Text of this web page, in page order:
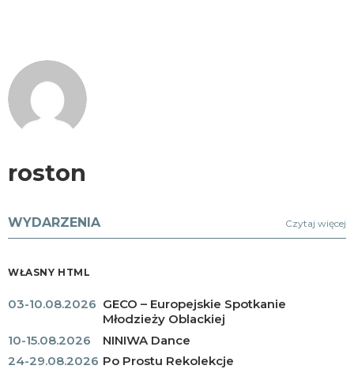
roston
WYDARZENIA Czytaj więcej
WŁASNY HTML
03-10.08.2026 GECO – Europejskie Spotkanie
Młodzieży Oblackiej
10-15.08.2026
NINIWA Dance
24-29.08.2026 Po Prostu Rekolekcje